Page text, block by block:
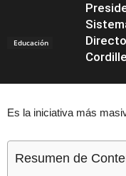
Educación
Es la iniciativa más
Resumen de